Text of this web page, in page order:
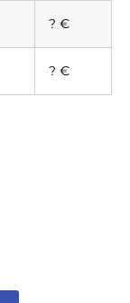
? €
? €